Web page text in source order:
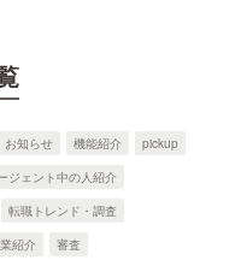
お知らせ 機能紹介
pickup
ジェント中の人紹介
転職トレンド・調査
紹介
審査